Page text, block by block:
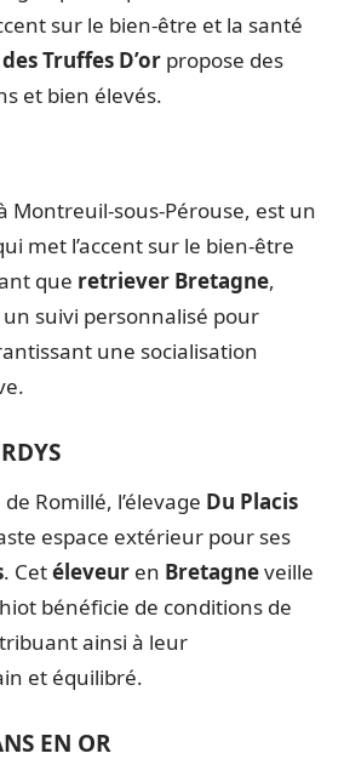
sur le bien-être et la santé
Truffes D’or propose des
et bien élevés.
Montreuil-sous-Pérouse, est un
met l’accent sur le bien-être
que retriever Bretagne,
suivi personnalisé pour
une socialisation
Romillé, l’élevage Du Placis
espace extérieur pour ses
. Cetéleveur en Bretagneveille
bénéficie de conditions de
ainsi à leur
et équilibré.
EN OR